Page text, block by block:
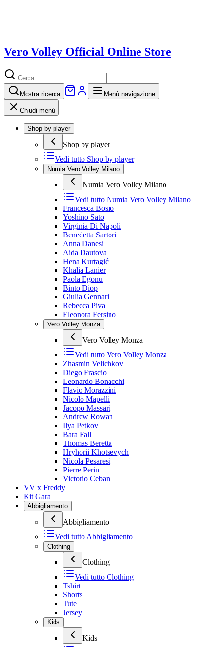
Vero Volley Official Online Store
Mostra ricerca Menù navigazione
Chiudi menù
Shop by player
Shop by player
Vedi tutto Shop by player
Numia Vero Volley Milano
Numia Vero Volley Milano
Vedi tutto Numia Vero Volley Milano
Francesca Bosio
Yoshino Sato
Virginia Di Napoli
Benedetta Sartori
Anna Danesi
Aida Dautova
Hena Kurtagić
Khalia Lanier
Paola Egonu
Binto Diop
Giulia Gennari
Rebecca Piva
Eleonora Fersino
Vero Volley Monza
Vero Volley Monza
Vedi tutto Vero Volley Monza
Zhasmin Velichkov
Diego Frascio
Leonardo Bonacchi
Flavio Morazzini
Nicolò Mapelli
Jacopo Massari
Andrew Rowan
Ilya Petkov
Bara Fall
Thomas Beretta
Hryhorii Khotsevych
Nicola Pesaresi
Pierre Perin
Victorio Ceban
VV x Freddy
Kit Gara
Abbigliamento
Abbigliamento
Vedi tutto Abbigliamento
Clothing
Clothing
Vedi tutto Clothing
Tshirt
Shorts
Tute
Jersey
Kids
Kids